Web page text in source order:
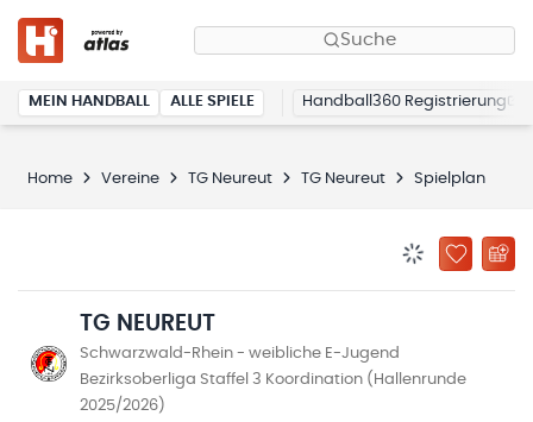
Suche
MEIN HANDBALL ALLE SPIELE Handball360 Registrierung
Home Vereine TG Neureut TG Neureut Spielplan
ZU
TG NEUREUT
Schwarzwald-Rhein - weibliche E-Jugend
Bezirksoberliga Staffel 3 Koordination (Hallenrunde
2025/2026)